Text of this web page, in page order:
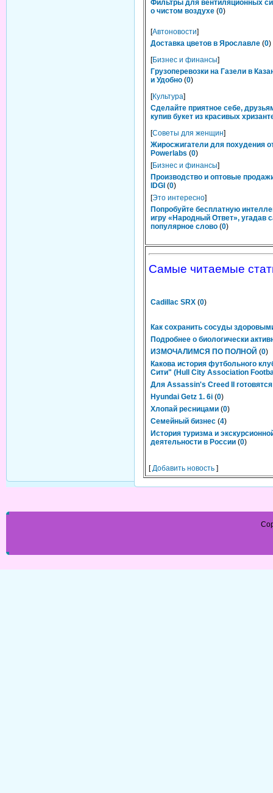
Фильтры для вентиляционных
о чистом воздухе (0)
[Автоновости]
Доставка цветов в Ярославле (0)
[Бизнес и финансы]
Грузоперевозки на Газели в
и Удобно (0)
[Культура]
Сделайте приятное себе,
купив букет из красивых
[Советы для женщин]
Жиросжигатели для похудения
Powerlabs (0)
[Бизнес и финансы]
Производство и оптовые
IDGI (0)
[Это интересно]
Попробуйте бесплатную
игру «Народный Ответ», угадав
популярное слово (0)
Самые читаемые
Cadillac SRX (0)
Как сохранить сосуды
Подробнее о биологически
ИЗМОЧАЛИМСЯ ПО ПОЛНОЙ (0)
Какова история футбольного
Сити" (Hull City Association
Для Assassin's Creed II
Hyundai Getz 1. 6i (0)
Хлопай ресницами (0)
Семейный бизнес (4)
История туризма и
деятельности в России (0)
[Добавить новость ]